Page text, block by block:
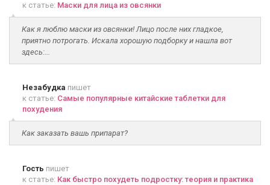
к статье: Маски для лица из овсянки
Как я люблю маски из овсянки! Лицо после них гладкое,
приятно потрогать. Искала хорошую подборку и нашла вот
здесь:...
Незабудка пишет
к статье: Самые популярные китайские таблетки для
похудения
Как заказать вашь припарат?
Гость пишет
к статье: Как быстро похудеть подростку: теория и практика